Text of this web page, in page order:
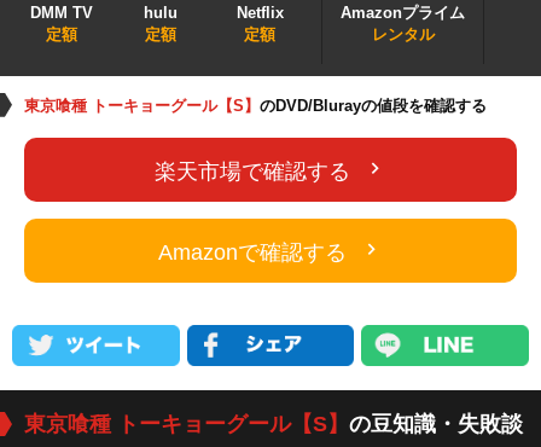
DMM TV
定額
hulu
定額
Netflix
定額
Amazonプライム
レンタル
東京喰種 トーキョーグール【S】 のDVD/Blurayの値段を確認する
楽天市場で確認する
Amazonで確認する
東京喰種 トーキョーグール【S】 の豆知識・失敗談